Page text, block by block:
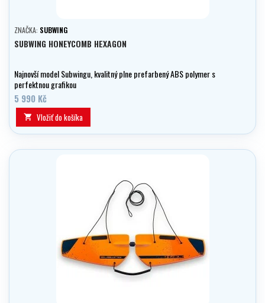
ZNAČKA: SUBWING
SUBWING HONEYCOMB HEXAGON
Najnovší model Subwingu, kvalitný plne prefarbený ABS polymer s
perfektnou grafikou
5 990 Kč
 Vložiť do košíka